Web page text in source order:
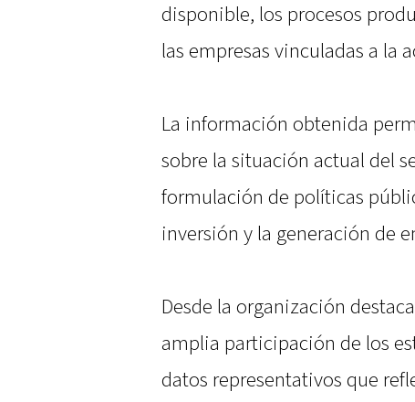
disponible, los procesos
las empresas vinculadas a la
La información obtenida
sobre la situación actual del
formulación de políticas
inversión y la generación de
Desde la organización
amplia participación de los
datos representativos que